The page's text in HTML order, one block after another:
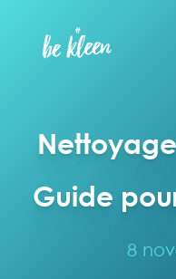
Nettoyage
Guide
8